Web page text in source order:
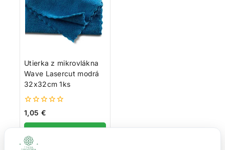
Utierka z mikrovlákna
Wave Lasercut modrá
32x32cm 1ks
0
5
1,05 €